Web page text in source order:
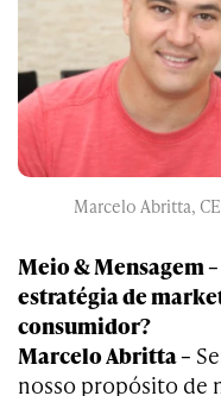
Marcelo Abritta,
Meio & Mensagem
estratégia de
consumidor?
Marcelo Abritta –
nosso propósito de